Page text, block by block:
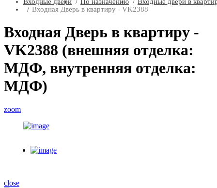
Входная Дверь в квартиру - VK2388
Входная Дверь в квартиру -
VK2388 (внешняя отделка:
МДФ, внутренняя отделка:
МДФ)
zoom
close